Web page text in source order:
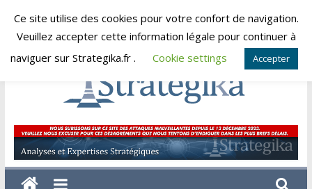
Skip
dimanche, août 9, 2026
Strategika
Expertise
et
Ce site utilise des cookies pour votre confort de navigation.
Veuillez accepter cette information légale pour continuer à
naviguer sur Strategika.fr .
Cookie settings Accepter